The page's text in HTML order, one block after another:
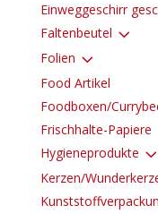
Einweggeschirr
Faltenbeutel 3
Folien 3
Food Artikel
Foodboxen/
Frischhalte-Papiere
Hygieneprodukte 3
Kerzen/